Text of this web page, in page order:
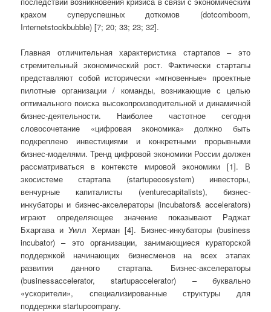
крахом суперуспешных доткомов (dotcomboom,
Internetstockbubble) [7; 20; 33; 23; 32].
Главная отличительная характеристика стартапов – это
стремительный экономический рост. Фактически стартапы
представляют собой исторически «мгновенные» проектные
пилотные организации / команды, возникающие с целью
оптимального поиска высокопроизводительной и динамичной
бизнес-деятельности. Наиболее частотное сегодня
словосочетание «цифровая экономика» должно быть
подкреплено инвестициями и конкретными прорывными
бизнес-моделями. Тренд цифровой экономики России должен
рассматриваться в контексте мировой экономики [1]. В
экосистеме стартапа (startupecosystem) инвесторы,
венчурные капиталисты (venturecapitalists), бизнес-
инкубаторы и бизнес-акселераторы (incubators& accelerators)
играют определяющее значение показывают Раджат
Бхаргава и Уилл Херман [4]. Бизнес-инкубаторы (business
incubator) – это организации, занимающиеся кураторской
поддержкой начинающих бизнесменов на всех этапах
развития данного стартапа. Бизнес-акселераторы
(businessaccelerator, startupaccelerator) – буквально
«ускорители», специализированные структуры для
поддержки startupcompany.